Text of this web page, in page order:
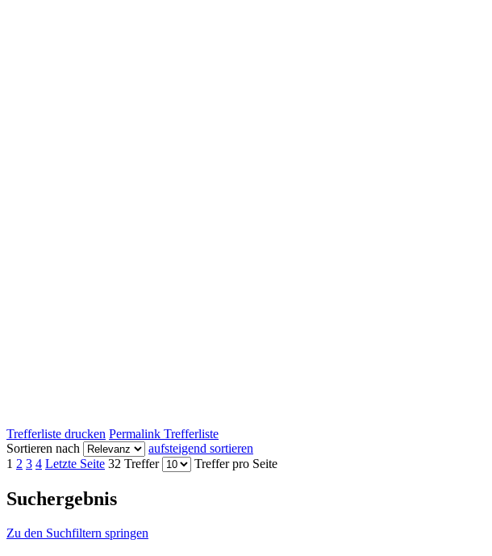
Trefferliste drucken Permalink Trefferliste
Sortieren nach
aufsteigend sortieren
1 2 3 4 Letzte Seite 32 Treffer Treffer pro Seite
Suchergebnis
Zu den Suchfiltern springen